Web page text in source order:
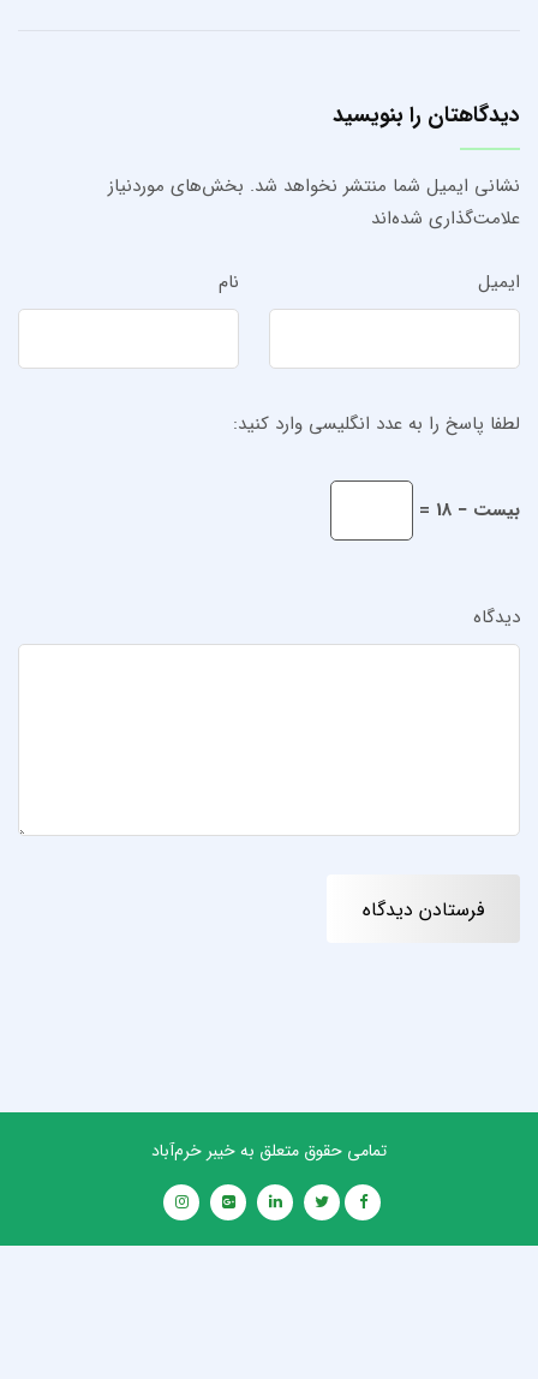
دیدگاهتان را بنویسید
نشانی ایمیل شما منتشر نخواهد شد. بخش‌های موردنیاز
علامت‌گذاری شده‌اند
نام ایمیل
لطفا پاسخ را به عدد انگلیسی وارد کنید:
بیست − 18 =
دیدگاه
تمامی حقوق متعلق به خیبر خرم‌آباد